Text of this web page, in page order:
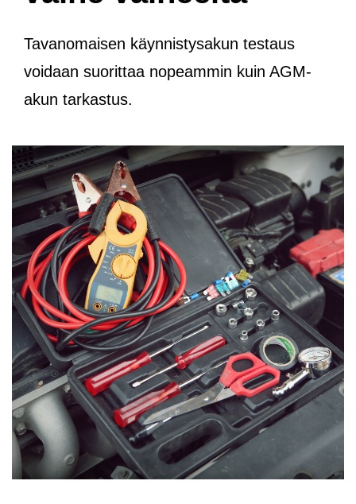
Tavanomaisen käynnistysakun testaus
voidaan suorittaa nopeammin kuin AGM-
akun tarkastus.